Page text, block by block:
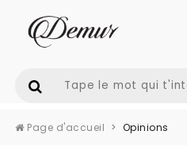
Page d'accueil Opinions